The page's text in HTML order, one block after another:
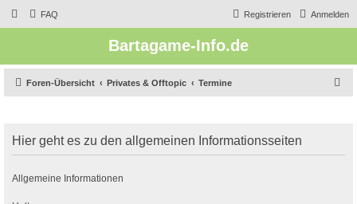
FAQ Anmelden
Registrieren
Bartagame-Info.de
Foren-Übersicht Privates & Offtopic Termine
e
Hier geht es zu den allgemeinen Informationsseiten
Allgemeine Informationen